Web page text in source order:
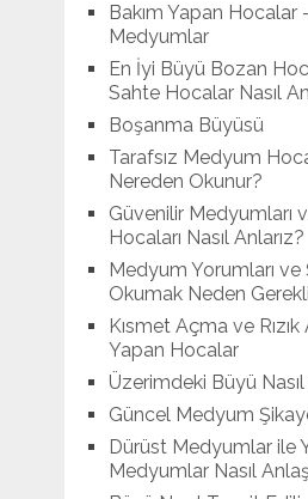
Bakım Yapan Hocalar
Medyumlar
En İyi Büyü Bozan
Sahte Hocalar Nasıl
Boşanma Büyüsü
Tarafsız Medyum
Nereden Okunur?
Güvenilir Medyumları
Hocaları Nasıl Anlarız?
Medyum Yorumları ve
Okumak Neden
Kısmet Açma ve
Yapan Hocalar
Üzerimdeki Büyü
Güncel Medyum
Dürüst Medyumlar ile
Medyumlar Nasıl